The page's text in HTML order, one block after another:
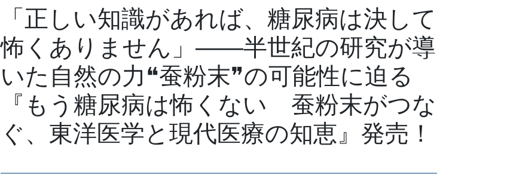
「正しい知識があれば、糖尿病は決して
怖くありません」――半世紀の研究が導
いた自然の力❝蚕粉末❞の可能性に迫る
『もう糖尿病は怖くない 蚕粉末がつな
ぐ、東洋医学と現代医療の知恵』発売！